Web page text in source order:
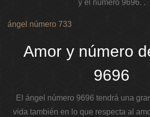
y el número 9696. .
ángel número 733
Amor y número
9696
El ángel número 9696 tendrá una
vida también en lo que respecta al